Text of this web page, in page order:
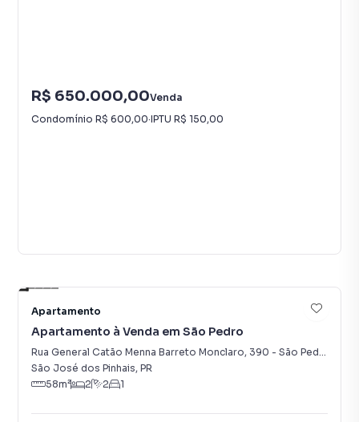
R$ 650.000,00Venda
Condomínio R$ 600,00·IPTU R$ 150,00
Apartamento
Apartamento à Venda em São Pedro
Rua General Catão Menna Barreto Monclaro, 390 - São Pedro
São José dos Pinhais, PR
58m² 2 2 1